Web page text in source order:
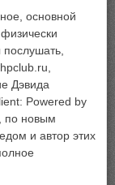
основной
послушать,
Дэвида
Powered by
по новым
и автор этих